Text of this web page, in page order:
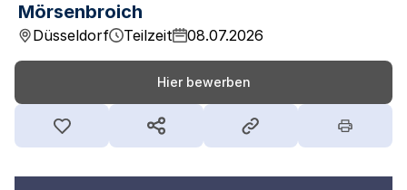
Mörsenbroich
Düsseldorf Teilzeit 08.07.2026
Hier bewerben